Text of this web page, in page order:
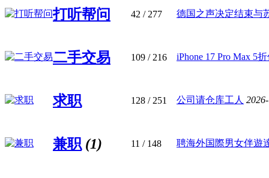
打听帮问 42 / 277 德国之声决定结束与
二手交易 109 / 216 iPhone 17 Pro Max 5
求职 128 / 251 公司请仓库工人
兼职 (1) 11 / 148 聘海外国際男女伴遊